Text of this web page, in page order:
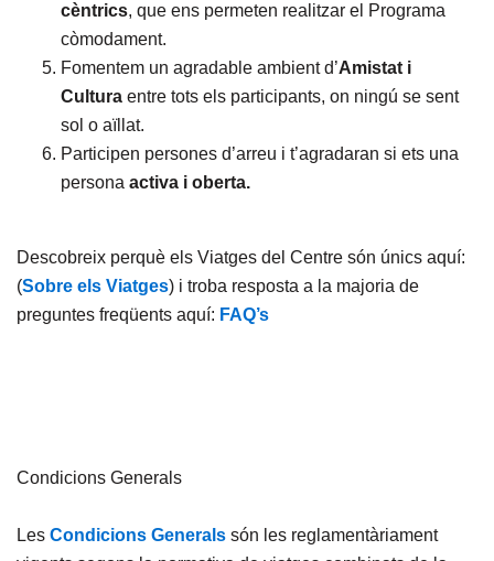
cèntrics, que ens permeten realitzar el Programa
còmodament.
Fomentem un agradable ambient d’Amistat i
Cultura entre tots els participants, on ningú se sent
sol o aïllat.
Participen persones d’arreu i t’agradaran si ets una
persona activa i oberta.
Descobreix perquè els Viatges del Centre són únics aquí:
(Sobre els Viatges) i troba resposta a la majoria de
preguntes freqüents aquí: FAQ’s
Condicions Generals
Les Condicions Generals són les reglamentàriament